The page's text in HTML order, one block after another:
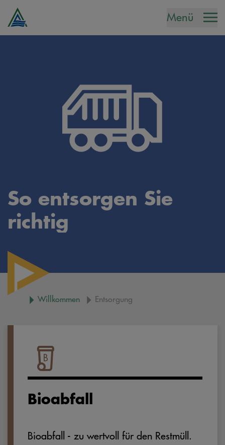
Menü
So entsorgen Sie
richtig
Willkommen Entsorgung
Bioabfall
Bioabfall - zu wertvoll für den Restmüll.